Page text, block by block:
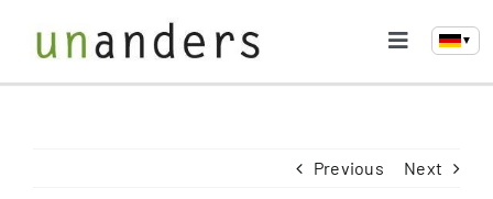
Toggle
▼
Previous Next